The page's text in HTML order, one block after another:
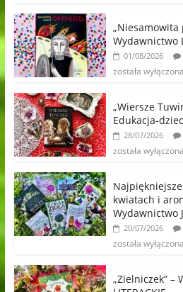
„Niesamowita
Wydawnictwo
01/08/2026
została wyłączona
„Wiersze
Edukacja-
28/07/2026
została wyłączona
kwiatach i
Wydawnictwo
20/07/2026
została wyłączona
„Zielniczek” –